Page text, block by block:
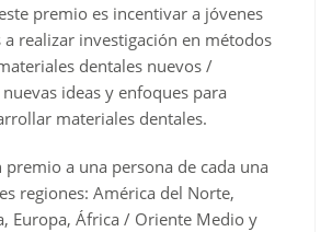
premio es incentivar a jóvenes
a realizar investigación en métodos
dentales nuevos /
ideas y enfoques para
materiales dentales.
premio a una persona de cada una
regiones: América del Norte,
Europa, África / Oriente Medio y